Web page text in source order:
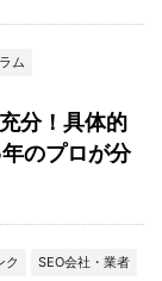
ム
分！具体的
のプロが分
ク
SEO会社・業者